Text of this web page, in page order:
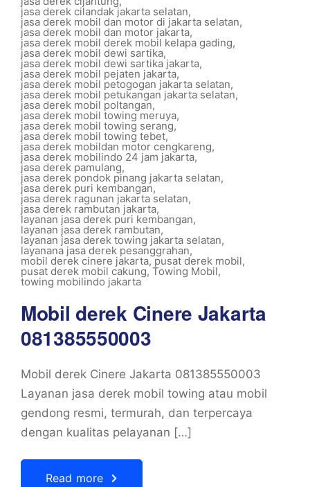
jasa derek cilandak jakarta selatan,
jasa derek mobil dan motor di jakarta selatan,
jasa derek mobil dan motor jakarta,
jasa derek mobil derek mobil kelapa gading,
jasa derek mobil dewi sartika,
jasa derek mobil dewi sartika jakarta,
jasa derek mobil pejaten jakarta,
jasa derek mobil petogogan jakarta selatan,
jasa derek mobil petukangan jakarta selatan,
jasa derek mobil poltangan,
jasa derek mobil towing meruya,
jasa derek mobil towing serang,
jasa derek mobil towing tebet,
jasa derek mobildan motor cengkareng,
jasa derek mobilindo 24 jam jakarta,
jasa derek pamulang,
jasa derek pondok pinang jakarta selatan,
jasa derek puri kembangan,
jasa derek ragunan jakarta selatan,
jasa derek rambutan jakarta,
layanan jasa derek puri kembangan,
layanan jasa derek rambutan,
layanan jasa derek towing jakarta selatan,
layanana jasa derek pesanggrahan,
mobil derek cinere jakarta,pusat derek mobil,
pusat derek mobil cakung,Towing Mobil,
towing mobilindo jakarta
Mobil derek Cinere Jakarta
081385550003
Mobil derek Cinere Jakarta 081385550003
Layanan jasa derek mobil towing atau mobil
gendong resmi, termurah, dan terpercaya
dengan kualitas pelayanan […]
Read more